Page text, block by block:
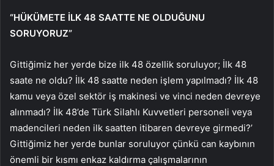
“HÜKÜMETE İLK 48 SAATTE NE OLDUĞUNU
SORUYORUZ”
Gittiğimiz her yerde bize ilk 48 özellik soruluyor; İlk 48
saate ne oldu? İlk 48 saatte neden işlem yapılmadı? İlk 48
kamu veya özel sektör iş makinesi ve vinci neden devreye
alınmadı? İlk 48’de Türk Silahlı Kuvvetleri personeli veya
madencileri neden ilk saatten itibaren devreye girmedi?’
Gittiğimiz her yerde bunlar soruluyor çünkü can kaybının
önemli bir kısmı enkaz kaldırma çalışmalarının